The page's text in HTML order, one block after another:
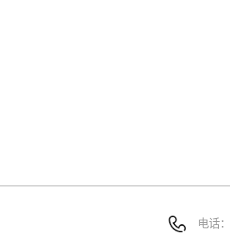
电话：